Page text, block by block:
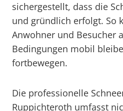
sichergestellt, dass die
und gründlich erfolgt. So
Anwohner und Besucher
Bedingungen mobil
fortbewegen.
Die professionelle
Ruppichteroth umfasst